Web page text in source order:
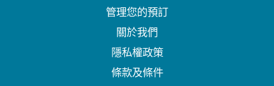
管理您的預訂
關於我們
隱私權政策
條款及條件